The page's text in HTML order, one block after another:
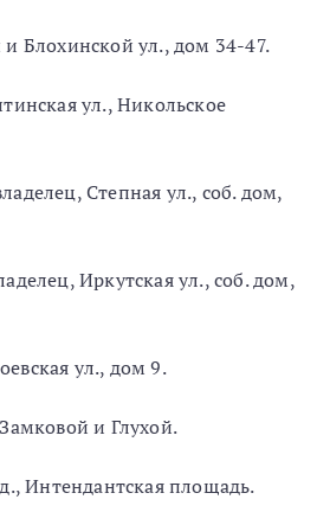
и Блохинской ул., дом 34-47.
ул., Никольское
Степная ул., соб. дом,
Иркутская ул., соб. дом,
ул., дом 9.
и Глухой.
Интендантская площадь.